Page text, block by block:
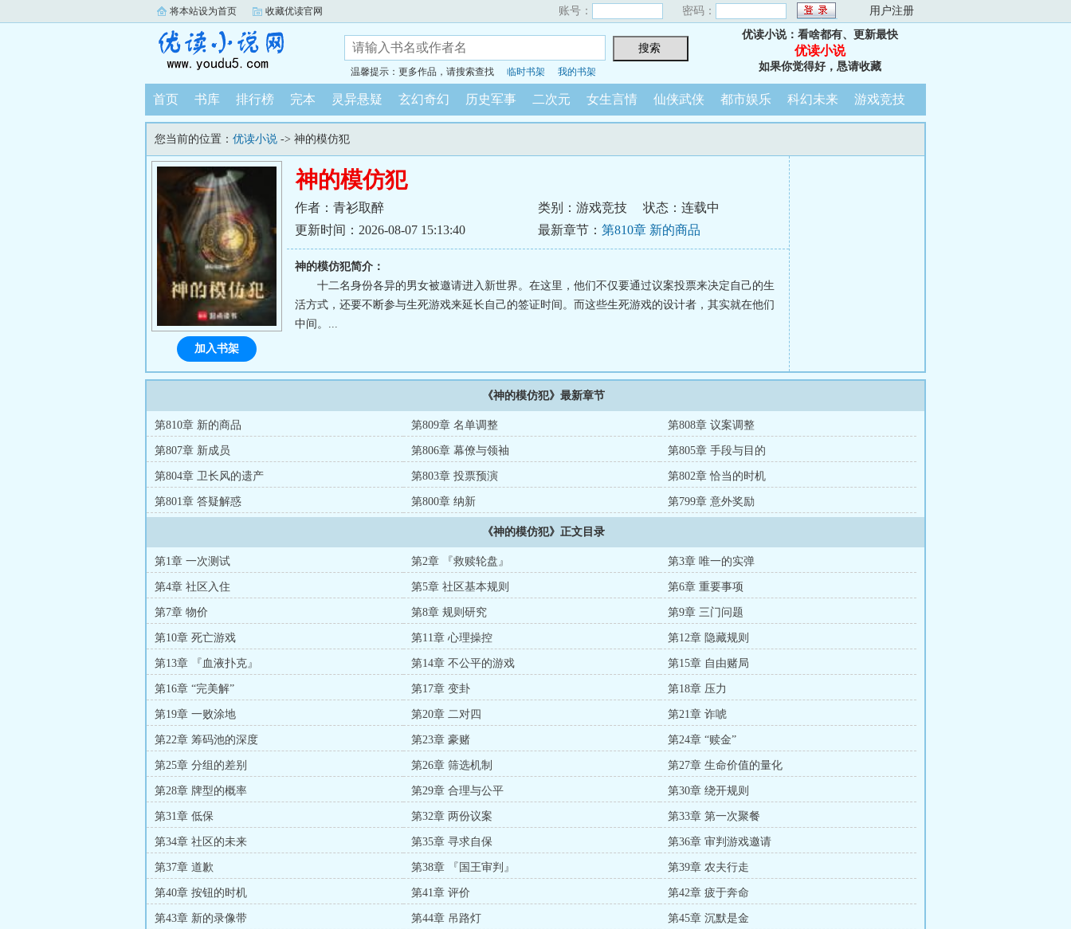
将本站设为首页 收藏优读官网 账号： 密码： 用户注册
温馨提示：更多作品，请搜索查找 临时书架 我的书架
优读小说：看啥都有、更新最快
优读小说
如果你觉得好，恳请收藏
首页 书库 排行榜 完本 灵异悬疑 玄幻奇幻 历史军事 二次元 女生言情 仙侠武侠 都市娱乐 科幻未来 游戏竞技
您当前的位置： 优读小说 -> 神的模仿犯
神的模仿犯
作者：青衫取醉 类别：游戏竞技
状态：连载中
更新时间：2026-08-07 15:13:40
最新章节： 第810章 新的商品
神的模仿犯简介：
十二名身份各异的男女被邀请进入新世界。在这里，他们不仅要通过议案投票来决定自己的生
活方式，还要不断参与生死游戏来延长自己的签证时间。而这些生死游戏的设计者，其实就在他们
中间。...
加入书架
《神的模仿犯》最新章节
第810章 新的商品 第809章 名单调整 第808章 议案调整
第807章 新成员 第806章 幕僚与领袖 第805章 手段与目的
第804章 卫长风的遗产 第803章 投票预演 第802章 恰当的时机
第801章 答疑解惑 第800章 纳新 第799章 意外奖励
《神的模仿犯》正文目录
第1章 一次测试 第2章 『救赎轮盘』 第3章 唯一的实弹
第4章 社区入住 第5章 社区基本规则 第6章 重要事项
第7章 物价 第8章 规则研究 第9章 三门问题
第10章 死亡游戏 第11章 心理操控 第12章 隐藏规则
第13章 『血液扑克』 第14章 不公平的游戏 第15章 自由赌局
第16章 “完美解” 第17章 变卦 第18章 压力
第19章 一败涂地 第20章 二对四 第21章 诈唬
第22章 筹码池的深度 第23章 豪赌 第24章 “赎金”
第25章 分组的差别 第26章 筛选机制 第27章 生命价值的量化
第28章 牌型的概率 第29章 合理与公平 第30章 绕开规则
第31章 低保 第32章 两份议案 第33章 第一次聚餐
第34章 社区的未来 第35章 寻求自保 第36章 审判游戏邀请
第37章 道歉 第38章 『国王审判』 第39章 农夫行走
第40章 按钮的时机 第41章 评价 第42章 疲于奔命
第43章 新的录像带 第44章 吊路灯 第45章 沉默是金